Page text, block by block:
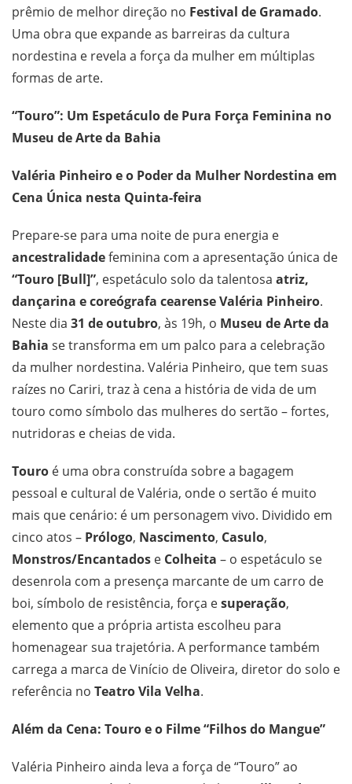
prêmio de melhor direção no Festival de Gramado.
Uma obra que expande as barreiras da cultura
nordestina e revela a força da mulher em múltiplas
formas de arte.
“Touro”: Um Espetáculo de Pura Força Feminina no
Museu de Arte da Bahia
Valéria Pinheiro e o Poder da Mulher Nordestina em
Cena Única nesta Quinta-feira
Prepare-se para uma noite de pura energia e
ancestralidadefeminina com a apresentação única de
“Touro [Bull]”, espetáculo solo da talentosa atriz,
dançarina e coreógrafa cearense Valéria Pinheiro.
Neste dia 31 de outubro, às 19h, o Museu de Arte da
Bahia se transforma em um palco para a celebração
da mulher nordestina. Valéria Pinheiro, que tem suas
raízes no Cariri, traz à cena a história de vida de um
touro como símbolo das mulheres do sertão – fortes,
nutridoras e cheias de vida.
Touro é uma obra construída sobre a bagagem
pessoal e cultural de Valéria, onde o sertão é muito
mais que cenário: é um personagem vivo. Dividido em
cinco atos – Prólogo, Nascimento, Casulo,
Monstros/Encantados e Colheita – o espetáculo se
desenrola com a presença marcante de um carro de
boi, símbolo de resistência, força esuperação,
elemento que a própria artista escolheu para
homenagear sua trajetória. A performance também
carrega a marca de Vinício de Oliveira, diretor do solo e
referência no Teatro Vila Velha.
Além da Cena: Touro e o Filme “Filhos do Mangue”
Valéria Pinheiro ainda leva a força de “Touro” ao